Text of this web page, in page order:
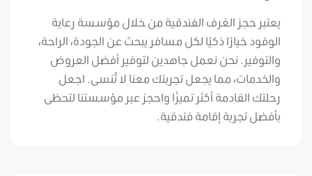
يعتبر حجز الغرف الفندقية من خلال مؤسسة رعاية
الوفود خيارًا ذكيًا لكل مسافر يبحث عن الجودة، الراحة،
والتوفير. نحن نعمل جاهدين لتوفير أفضل العروض
والخدمات، مما يجعل تجربتك معنا لا تُنسى. اجعل
رحلتك القادمة أكثر تميزًا واحجز عبر مؤسستنا لتحظى
بأفضل تجربة إقامة فندقية.